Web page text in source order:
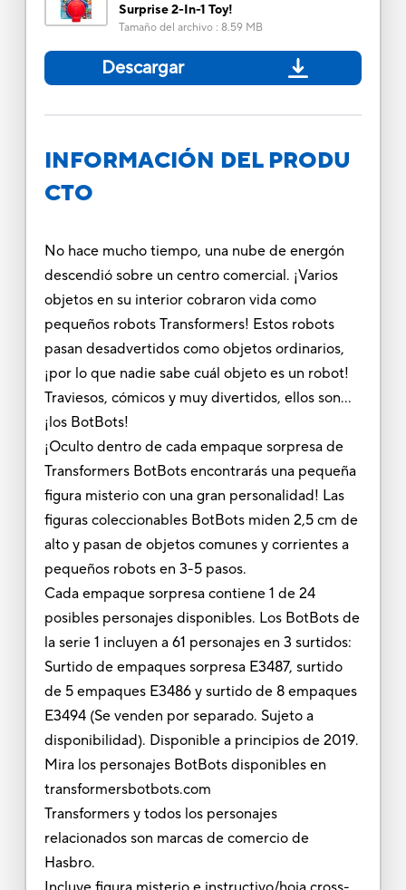
Surprise 2-In-1 Toy!
Tamaño del archivo: 8.59 MB
Descargar
INFORMACIÓN DEL PRODU
CTO
No hace mucho tiempo, una nube de energón
descendió sobre un centro comercial. ¡Varios
objetos en su interior cobraron vida como
pequeños robots Transformers! Estos robots
pasan desadvertidos como objetos ordinarios,
¡por lo que nadie sabe cuál objeto es un robot!
Traviesos, cómicos y muy divertidos, ellos son...
¡los BotBots!
¡Oculto dentro de cada empaque sorpresa de
Transformers BotBots encontrarás una pequeña
figura misterio con una gran personalidad! Las
figuras coleccionables BotBots miden 2,5 cm de
alto y pasan de objetos comunes y corrientes a
pequeños robots en 3-5 pasos.
Cada empaque sorpresa contiene 1 de 24
posibles personajes disponibles. Los BotBots de
la serie 1 incluyen a 61 personajes en 3 surtidos:
Surtido de empaques sorpresa E3487, surtido
de 5 empaques E3486 y surtido de 8 empaques
E3494 (Se venden por separado. Sujeto a
disponibilidad). Disponible a principios de 2019.
Mira los personajes BotBots disponibles en
transformersbotbots.com
Transformers y todos los personajes
relacionados son marcas de comercio de
Hasbro.